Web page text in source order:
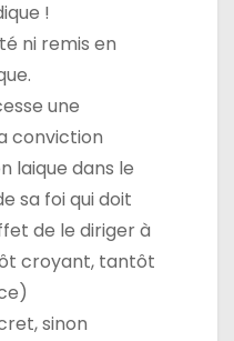
!
ni remis en
une
conviction
laique dans le
sa foi qui doit
de le diriger à
croyant, tantôt
sinon